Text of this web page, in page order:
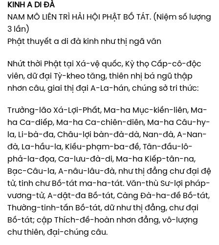
KINH A DI ĐÀ
NAM MÔ LIÊN TRÌ HẢI HỘI PHẬT BỒ TÁT. (Niệm số lượng
3 lần)
Phật thuyết a di đà kinh như thị ngã văn
Nhứt thời Phật tại Xá-vệ quốc, Kỳ thọ Cấp-cô-độc
viên, dữ đại Tỳ-kheo tăng, thiên nhị bá ngũ thập
nhơn câu, giai thị đại A-La-hán, chúng sở tri thức:
Trưởng-lão Xá-Lợi-Phất, Ma-ha Mục-kiền-liên, Ma-
ha Ca-diếp, Ma-ha Ca-chiên-diên, Ma-ha Câu-hy-
la, Li-bà-đa, Châu-lợi bàn-đà-dà, Nan-đà, A-Nan-
đà, La-hầu-la, Kiều-phạm-ba-đề, Tân-đầu-lô-
phả-la-đọa, Ca-lưu-đà-di, Ma-ha Kiếp-tân-na,
Bạc-Câu-la, A-nâu-lâu-đà, như thị đẳng chư đại đệ
tử, tinh chư Bồ-tát ma-ha-tát. Văn-thù Sư-lợi pháp-
vương-tử, A-dật-đa Bồ-tát, Càng Đà-ha-đề Bồ-tát,
Thường-tinh-tấn Bồ-tát, dữ như thị đẳng, chư đại
Bồ-tát; cập Thích-đề-hoàn nhơn đẳng, vô-lượng
chư thiên, đại-chúng câu.